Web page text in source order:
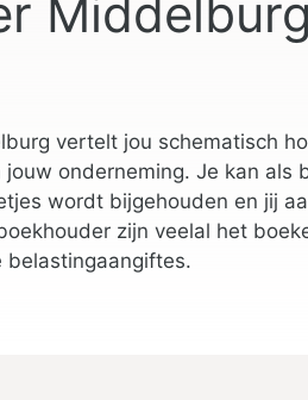
vertelt jou schematisch
jouw onderneming. Je kan
wordt bijgehouden en jij
zijn veelal het
belastingaangiftes.